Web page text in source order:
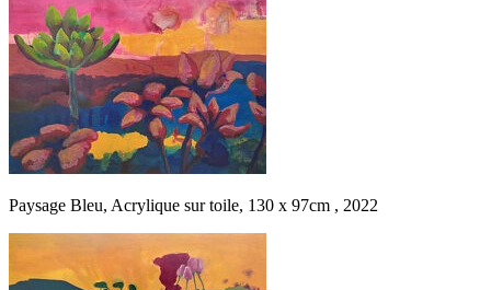
Paysage Bleu, Acrylique sur toile, 130 x 97cm , 2022